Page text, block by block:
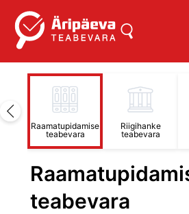
Raamatupidamise
teabevara
Riigihanke
teabevara
teabevara